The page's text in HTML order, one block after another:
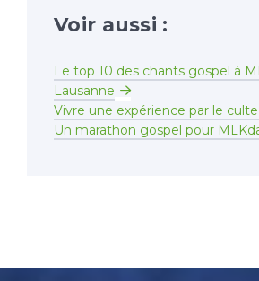
Voir aussi :
Le top 10 des chants gospel à
Lausanne
Vivre une expérience par le
Un marathon gospel pour